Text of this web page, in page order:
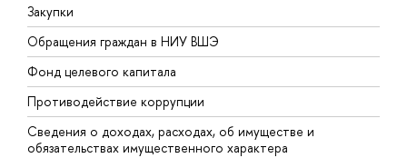
Закупки
Обращения граждан в НИУ ВШЭ
Фонд целевого капитала
Противодействие коррупции
Сведения о доходах, расходах, об имуществе и
обязательствах имущественного характера